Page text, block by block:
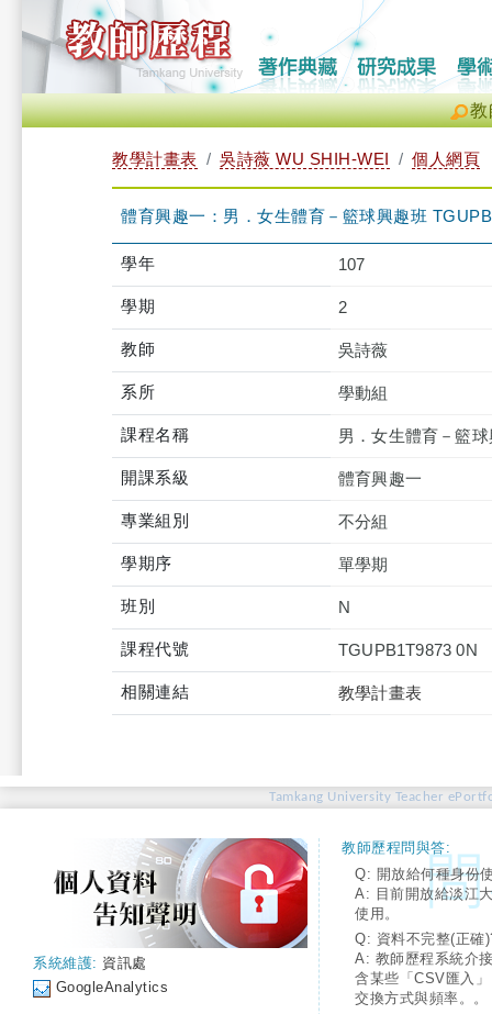
教
教學計畫表 吳詩薇 WU SHIH-WEI 個人網頁
體育興趣一：男．女生體育－籃球興趣班
學年 107
學期 2
教師 吳詩薇
系所 學動組
課程名稱 男．女生體育－籃
開課系級 體育興趣一
專業組別 不分組
學期序 單學期
班別 N
課程代號 TGUPB1T9873 0N
相關連結 教學計畫表
Tamkang University Teacher
系統維護: 資訊處
GoogleAnalytics
教師歷程問與答:
Q: 開放給何種身份
A: 目前開放給淡江
使用。
Q: 資料不完整(正確
A: 教師歷程系統介
含某些「CSV匯入
交換方式與頻率。。